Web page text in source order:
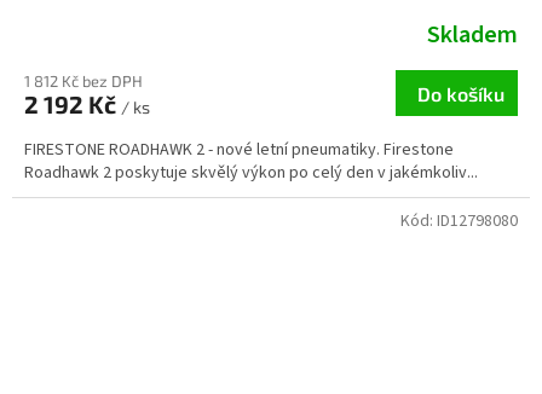
Skladem
1 812 Kč bez DPH
2 192 Kč / ks
Do košíku
FIRESTONE ROADHAWK 2 - nové letní pneumatiky. Firestone
Roadhawk 2 poskytuje skvělý výkon po celý den v jakémkoliv...
Kód: ID12798080